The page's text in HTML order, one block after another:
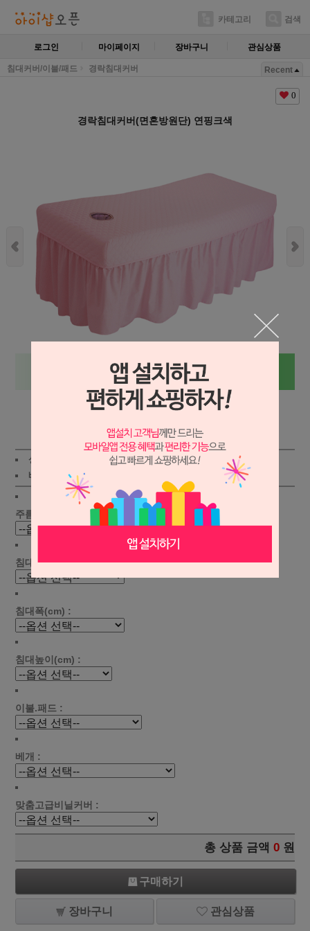
카테고리 검색
로그인 마이페이지 장바구니 관심상품
침대커버/이불/패드 경락침대커버 Recent
0
경락침대커버(면혼방원단) 연핑크색
상세보기
상품가 : 57,800원적립금:450원
배송비 :
주름선택 :
침대길이(cm) :
침대폭(cm) :
침대높이(cm) :
이불.패드 :
베개 :
맞춤고급비닐커버 :
총 상품 금액 0 원
구매하기
장바구니 관심상품